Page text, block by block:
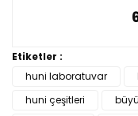
Etiketler :
huni laboratuvar
huni çeşitleri